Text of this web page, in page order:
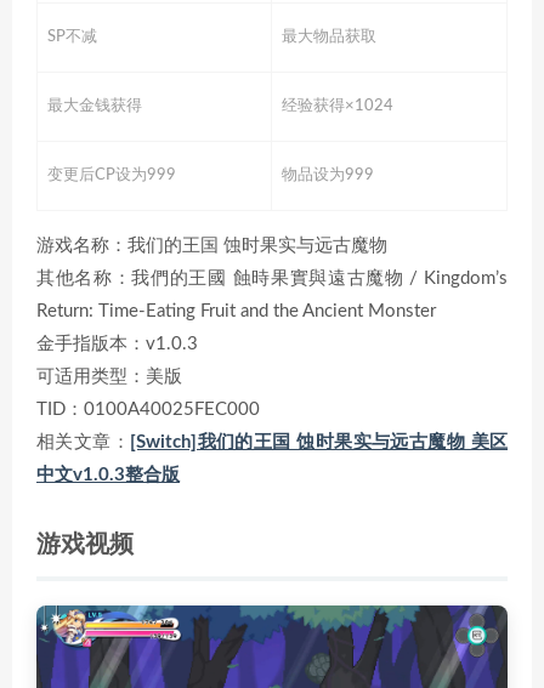
SP不减 最大物品获取
最大金钱获得 经验获得×1024
变更后CP设为999 物品设为999
游戏名称：我们的王国 蚀时果实与远古魔物
其他名称：我們的王國 蝕時果實與遠古魔物 / Kingdom’s
Return: Time-Eating Fruit and the Ancient Monster
金手指版本：v1.0.3
可适用类型：美版
TID：0100A40025FEC000
相关文章： [Switch]我们的王国 蚀时果实与远古魔物 美区
中文v1.0.3整合版
游戏视频